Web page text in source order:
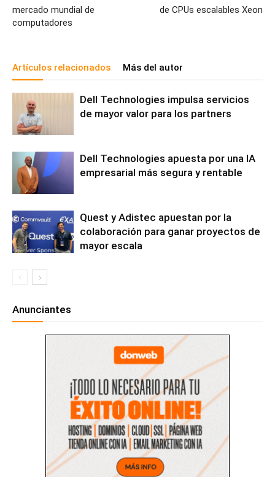
mercado mundial de
computadores
de CPUs escalables Xeon
Artículos relacionados Más del autor
Dell Technologies impulsa servicios
de mayor valor para los partners
Dell Technologies apuesta por una IA
empresarial más segura y rentable
Quest y Adistec apuestan por la
colaboración para ganar proyectos de
mayor escala
Anunciantes